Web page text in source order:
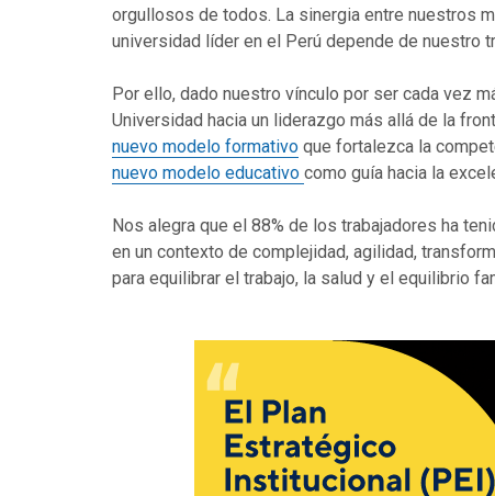
orgullosos de todos. La sinergia entre nuestros
universidad líder en el Perú depende de nuestro
Por ello, dado nuestro vínculo por ser cada vez
Universidad hacia un liderazgo más allá de la
nuevo modelo formativo que fortalezca la
nuevo modelo educativo como guía hacia la
Nos alegra que el 88% de los trabajadores ha
en un contexto de complejidad, agilidad,
para equilibrar el trabajo, la salud y el equilibrio